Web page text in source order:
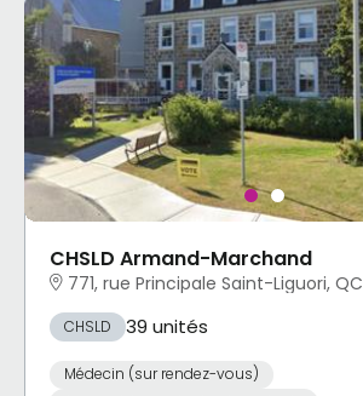
CHSLD Armand-Marchand
771, rue Principale Saint-Liguori, QC
CHSLD 39 unités
Médecin (sur rendez-vous)